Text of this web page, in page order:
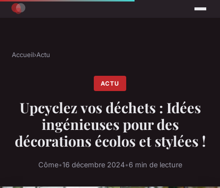
Accueil›Actu
ACTU
Upcyclez vos déchets : Idées
ingénieuses pour des
décorations écolos et stylées !
Côme•16 décembre 2024•6 min de lecture